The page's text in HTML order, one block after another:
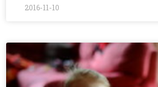
2016-11-10